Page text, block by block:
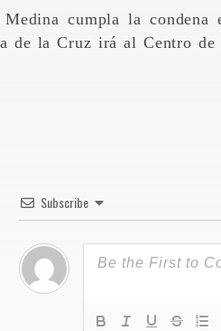
cumpla la
de la Cruz irá al Centro
Subscribe